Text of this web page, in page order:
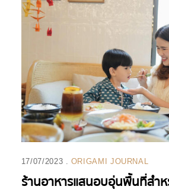
17/07/2023 ORIGAMI JOURNAL
ร้านอาหารแสนอบอุ่นพื้นที่สำ